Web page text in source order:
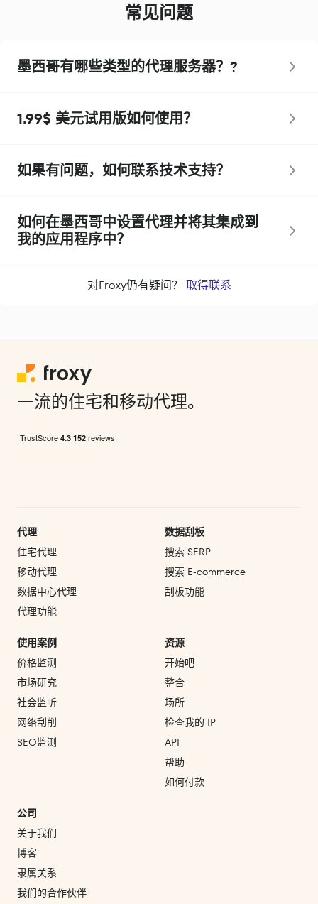
常见问题
墨西哥有哪些类型的代理服务器？?
1.99$ 美元试用版如何使用？
如果有问题，如何联系技术支持？
如何在墨西哥中设置代理并将其集成到
我的应用程序中？
对Froxy仍有疑问？ 取得联系
一流的住宅和移动代理。
代理
住宅代理
移动代理
数据中心代理
代理功能
数据刮板
搜索 SERP
搜索 E‑commerce
刮板功能
使用案例
价格监测
市场研究
社会监听
网络刮削
SEO监测
资源
开始吧
整合
场所
检查我的 IP
API
帮助
如何付款
公司
关于我们
博客
隶属关系
我们的合作伙伴